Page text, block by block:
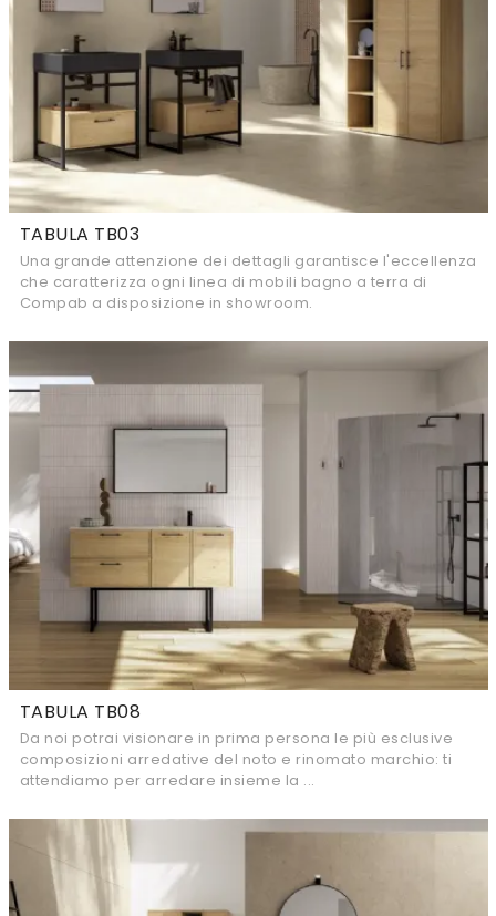
TABULA TB03
Una grande attenzione dei dettagli garantisce l'eccellenza
che caratterizza ogni linea di mobili bagno a terra di
Compab a disposizione in showroom.
TABULA TB08
Da noi potrai visionare in prima persona le più esclusive
composizioni arredative del noto e rinomato marchio: ti
attendiamo per arredare insieme la ...